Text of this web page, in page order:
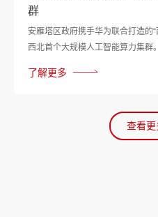
群
安雁塔区政府携手华为联合打造的
西北首个大规模人工智能算力集群。
了解更多
查看更